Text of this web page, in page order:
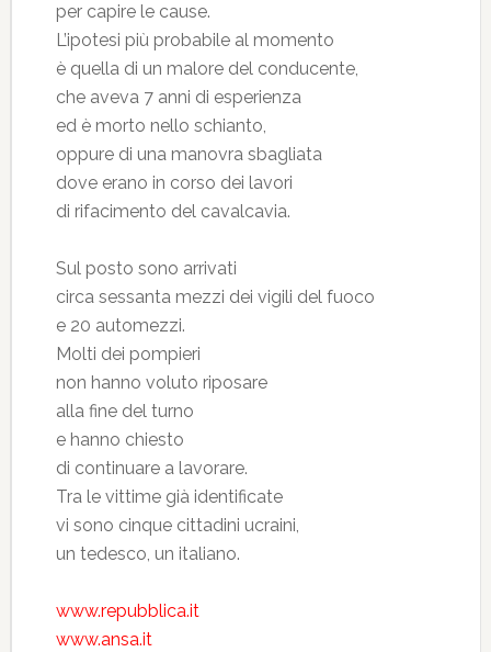
per capire le cause.
L’ipotesi più probabile al momento
è quella di un malore del conducente,
che aveva 7 anni di esperienza
ed è morto nello schianto,
oppure di una manovra sbagliata
dove erano in corso dei lavori
di rifacimento del cavalcavia.
Sul posto sono arrivati
circa sessanta mezzi dei vigili del fuoco
e 20 automezzi.
Molti dei pompieri
non hanno voluto riposare
alla fine del turno
e hanno chiesto
di continuare a lavorare.
Tra le vittime già identificate
vi sono cinque cittadini ucraini,
un tedesco, un italiano.
www.repubblica.it
www.ansa.it